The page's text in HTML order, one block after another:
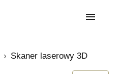
› Skaner laserowy 3D